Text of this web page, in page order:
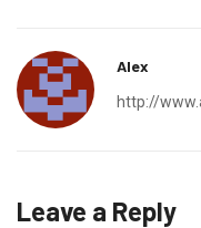
Alex
http://
Leave a Reply